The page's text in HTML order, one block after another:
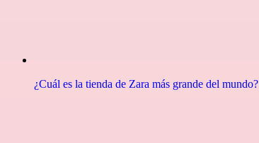
¿Cuál es la tienda de Zara más grande del mundo?